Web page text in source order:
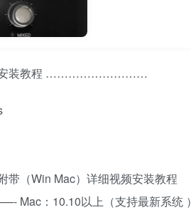
频安装教程 ………………………
（Win Mac）详细视频安装教程
Mac：10.10以上（支持最新系统 ）